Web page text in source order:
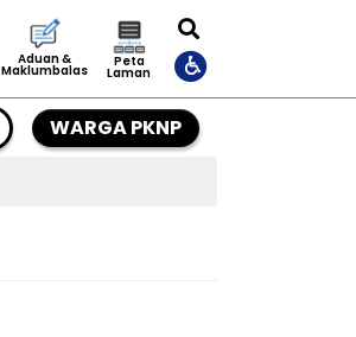
Aduan &
Maklumbalas
Peta
Laman
WARGA PKNP